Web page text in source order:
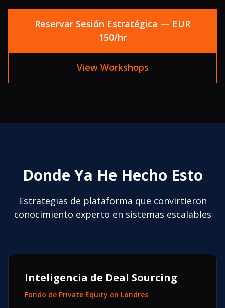
Reservar Sesión Estratégica — EUR
150/hr
View Workshops
Donde Ya He Hecho Esto
Estrategias de plataforma que convirtieron
conocimiento experto en sistemas escalables
Inteligencia de Deal Sourcing
Fondo de Private Equity en Londres